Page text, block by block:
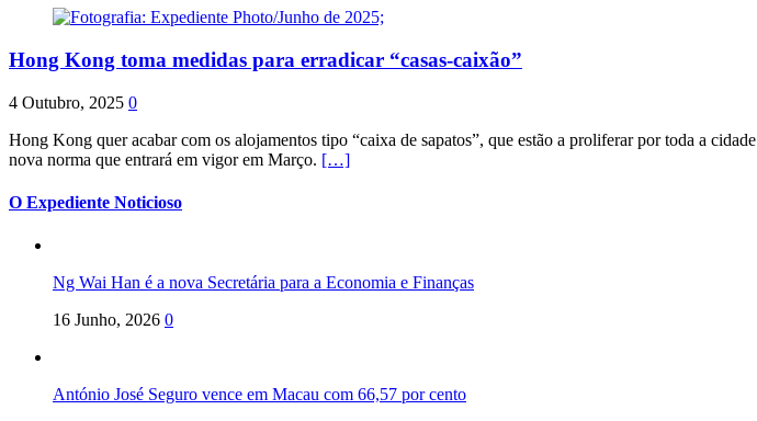
Hong Kong toma medidas para erradicar “casas-caixão”
4 Outubro, 2025 0
Hong Kong quer acabar com os alojamentos tipo “caixa de sapatos”, que estão a proliferar por toda a
nova norma que entrará em vigor em Março. […]
O Expediente Noticioso
Ng Wai Han é a nova Secretária para a Economia e Finanças
16 Junho, 2026 0
António José Seguro vence em Macau com 66,57 por cento